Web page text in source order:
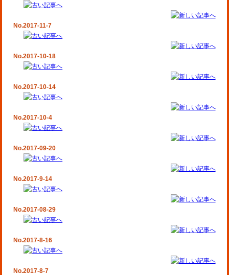
No.2017-11-7
No.2017-10-18
No.2017-10-14
No.2017-10-4
No.2017-09-20
No.2017-9-14
No.2017-08-29
No.2017-8-16
No.2017-8-7